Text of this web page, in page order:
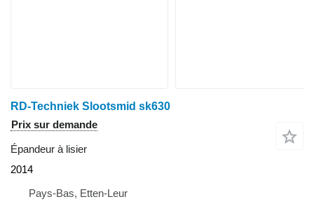
RD-Techniek Slootsmid sk630
Prix sur demande
Épandeur à lisier
2014
Pays-Bas, Etten-Leur